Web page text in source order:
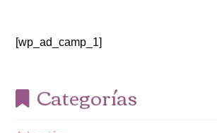
[wp_ad_camp_1]
Categorías